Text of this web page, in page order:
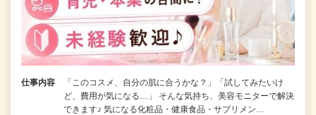
仕事内容
「このコスメ、自分の肌に合うかな？」「試してみたいけ
ど、費用が気になる…」 そんな気持ち、美容モニターで解決
できます♪ 気になる化粧品・健康食品・サプリメン…